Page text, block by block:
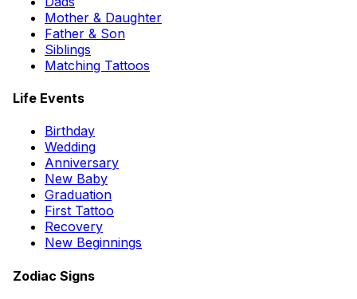
Mother & Daughter
Father & Son
Siblings
Matching Tattoos
Life Events
Birthday
Wedding
Anniversary
New Baby
Graduation
First Tattoo
Recovery
New Beginnings
Zodiac Signs